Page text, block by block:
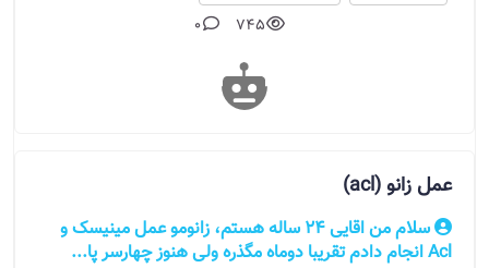
745
0
عمل زانو (acl)
سلام من اقایی 24 ساله هستم، زانومو عمل مینیسک و
Acl انجام دادم تقریبا دوماه مگذره ولی هنوز چهارسر پا...